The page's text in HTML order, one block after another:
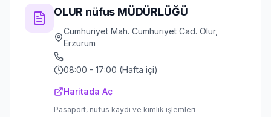
OLUR nüfus MÜDÜRLÜĞÜ
Cumhuriyet Mah. Cumhuriyet Cad. Olur,
Erzurum
08:00 - 17:00 (Hafta içi)
Haritada Aç
Pasaport, nüfus kaydı ve kimlik işlemleri